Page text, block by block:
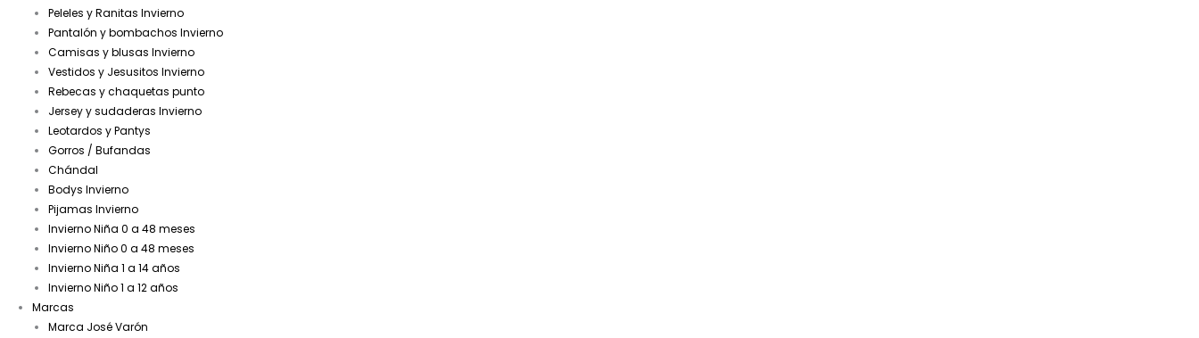
Peleles y Ranitas Invierno
Pantalón y bombachos Invierno
Camisas y blusas Invierno
Vestidos y Jesusitos Invierno
Rebecas y chaquetas punto
Jersey y sudaderas Invierno
Leotardos y Pantys
Gorros / Bufandas
Chándal
Bodys Invierno
Pijamas Invierno
Invierno Niña 0 a 48 meses
Invierno Niño 0 a 48 meses
Invierno Niña 1 a 14 años
Invierno Niño 1 a 12 años
Marcas
Marca José Varón